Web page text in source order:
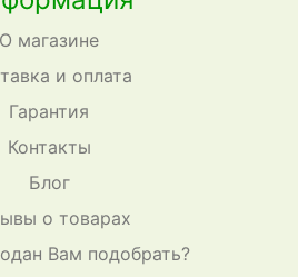
О магазине
и оплата
Гарантия
Контакты
Блог
о товарах
Вам подобрать?